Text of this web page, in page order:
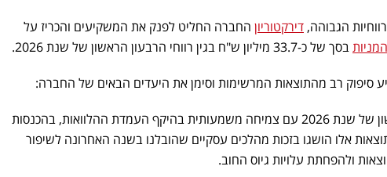
הגבוהה, דירקטוריון החברה החליט לפנק את המשקיעים והכריז על
המניותבסך של כ-33.7 מיליון ש"ח בגין רווחי הרבעון הראשון של שנת 2026.
סיפוק רב מהתוצאות המרשימות וסימן את היעדים הבאים של החברה:
"אנו מסכמים את הרבעון הראשון של שנת 2026 עם צמיחה משמעותית בהיקף העמדת ההלוואות, בהכנסות
אלו הושגו בזכות מהלכים עסקיים שהובלנו בשנה האחרונה לשיפור
ולהפחתת עלויות גיוס החוב.